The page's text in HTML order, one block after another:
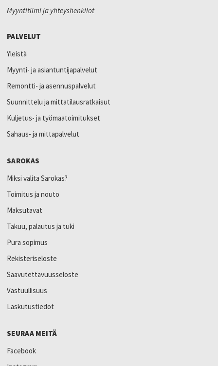
Myyntitiimi ja yhteyshenkilöt
PALVELUT
Yleistä
Myynti- ja asiantuntijapalvelut
Remontti- ja asennuspalvelut
Suunnittelu ja mittatilausratkaisut
Kuljetus- ja työmaatoimitukset
Sahaus- ja mittapalvelut
SAROKAS
Miksi valita Sarokas?
Toimitus ja nouto
Maksutavat
Takuu, palautus ja tuki
Pura sopimus
Rekisteriseloste
Saavutettavuusseloste
Vastuullisuus
Laskutustiedot
SEURAA MEITÄ
Facebook